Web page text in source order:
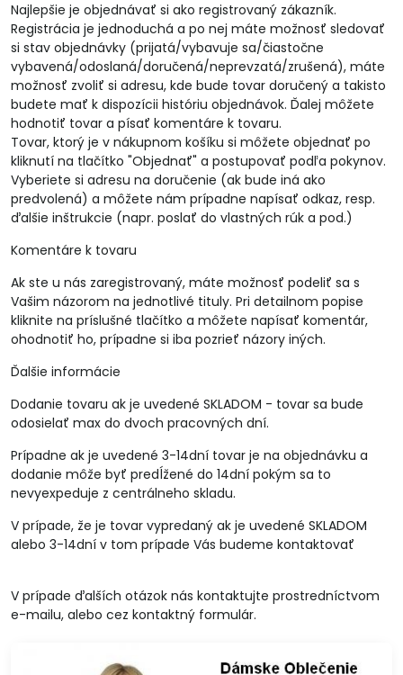
Najlepšie je objednávať si ako registrovaný zákazník.
Registrácia je jednoduchá a po nej máte možnosť sledovať
si stav objednávky (prijatá/vybavuje sa/čiastočne
vybavená/odoslaná/doručená/neprevzatá/zrušená), máte
možnosť zvoliť si adresu, kde bude tovar doručený a takisto
budete mať k dispozícii históriu objednávok. Ďalej môžete
hodnotiť tovar a písať komentáre k tovaru.
Tovar, ktorý je v nákupnom košíku si môžete objednať po
kliknutí na tlačítko "Objednať" a postupovať podľa pokynov.
Vyberiete si adresu na doručenie (ak bude iná ako
predvolená) a môžete nám prípadne napísať odkaz, resp.
ďalšie inštrukcie (napr. poslať do vlastných rúk a pod.)
Komentáre k tovaru
Ak ste u nás zaregistrovaný, máte možnosť podeliť sa s
Vašim názorom na jednotlivé tituly. Pri detailnom popise
kliknite na príslušné tlačítko a môžete napísať komentár,
ohodnotiť ho, prípadne si iba pozrieť názory iných.
Ďalšie informácie
Dodanie tovaru ak je uvedené SKLADOM - tovar sa bude
odosielať max do dvoch pracovných dní.
Prípadne ak je uvedené 3-14dní tovar je na objednávku a
dodanie môže byť predĺžené do 14dní pokým sa to
nevyexpeduje z centrálneho skladu.
V prípade, že je tovar vypredaný ak je uvedené SKLADOM
alebo 3-14dní v tom prípade Vás budeme kontaktovať
V prípade ďalších otázok nás kontaktujte prostredníctvom
e-mailu, alebo cez kontaktný formulár.